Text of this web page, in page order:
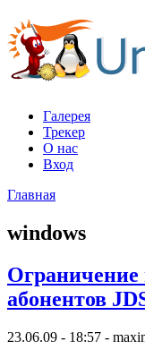
Галерея
Трекер
О нас
Вход
Главная
windows
Ограничение
абонентов
23.06.09 - 18:57 -